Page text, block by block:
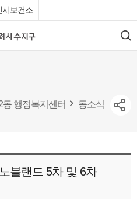
시보건소
검
색
동 행정복지센터 동소식
블랜드 5차 및 6차